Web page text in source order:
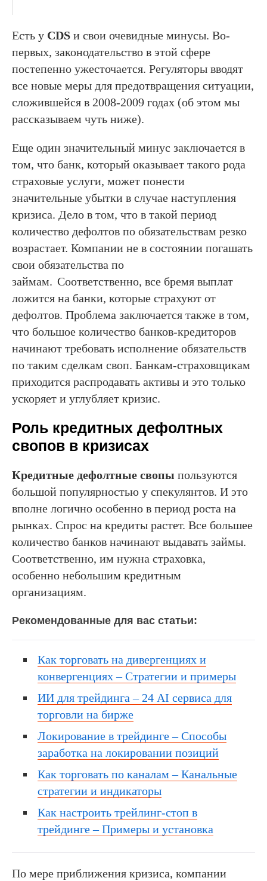
Есть у CDS и свои очевидные минусы. Во-
первых, законодательство в этой сфере
постепенно ужесточается. Регуляторы вводят
все новые меры для предотвращения ситуации,
сложившейся в 2008-2009 годах (об этом мы
рассказываем чуть ниже).
Еще один значительный минус заключается в
том, что банк, который оказывает такого рода
страховые услуги, может понести
значительные убытки в случае наступления
кризиса. Дело в том, что в такой период
количество дефолтов по обязательствам резко
возрастает. Компании не в состоянии погашать
свои обязательства по
займам. Соответственно, все бремя выплат
ложится на банки, которые страхуют от
дефолтов. Проблема заключается также в том,
что большое количество банков-кредиторов
начинают требовать исполнение обязательств
по таким сделкам своп. Банкам-страховщикам
приходится распродавать активы и это только
ускоряет и углубляет кризис.
Роль кредитных дефолтных
свопов в кризисах
Кредитные дефолтные свопы пользуются
большой популярностью у спекулянтов. И это
вполне логично особенно в период роста на
рынках. Спрос на кредиты растет. Все большее
количество банков начинают выдавать займы.
Соответственно, им нужна страховка,
особенно небольшим кредитным
организациям.
Рекомендованные для вас статьи:
Как торговать на дивергенциях и
конвергенциях – Стратегии и примеры
ИИ для трейдинга – 24 AI сервиса для
торговли на бирже
Локирование в трейдинге – Способы
заработка на локировании позиций
Как торговать по каналам – Канальные
стратегии и индикаторы
Как настроить трейлинг-стоп в
трейдинге – Примеры и установка
По мере приближения кризиса, компании